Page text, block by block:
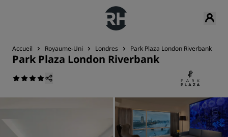
Accueil Royaume-Uni Londres Park Plaza London Riverbank
Park Plaza London Riverbank